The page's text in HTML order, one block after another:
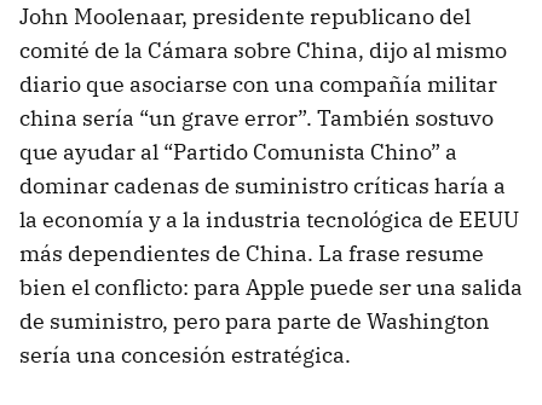
John Moolenaar, presidente republicano del
comité de la Cámara sobre China, dijo al mismo
diario que asociarse con una compañía militar
china sería “un grave error”. También sostuvo
que ayudar al “Partido Comunista Chino” a
dominar cadenas de suministro críticas haría a
la economía y a la industria tecnológica de EEUU
más dependientes de China. La frase resume
bien el conflicto: para Apple puede ser una salida
de suministro, pero para parte de Washington
sería una concesión estratégica.